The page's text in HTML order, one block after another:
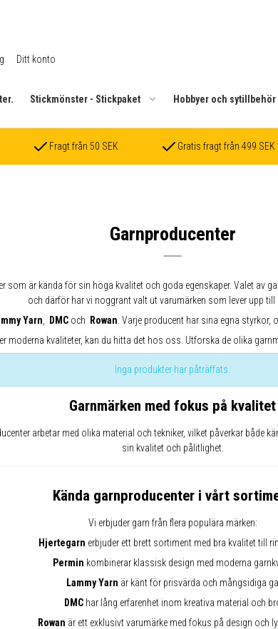
Ditt konto
Stickmönster - Stickpaket Hobbyer och sytillbehör
Fragt från 50 SEK Gratis fragt från 499 SEK
Garnproducenter
är kända för sin höga kvalitet och goda egenskaper. Valet av
och därför har vi noggrant valt ut varumärken som lever upp till
Yarn DMC och Rowan . Varje producent har sina egna
moderna kvaliteter, kan du hitta det hos oss. Utforska de olika
Inga produkter har påträffats.
Garnmärken med fokus på kvalitet
arbetar med olika material och tekniker, vilket påverkar
sin kvalitet och pålitlighet.
Kända garnproducenter i vårt
Vi erbjuder garn från flera populära märken:
Hjertegarn erbjuder ett brett sortiment med bra kvalitet till
Permin kombinerar klassisk design med moderna
Lammy Yarn är känt för prisvärda och mångsidiga
DMC har lång erfarenhet inom kreativa material och
Rowan är ett exklusivt varumärke med fokus på design och